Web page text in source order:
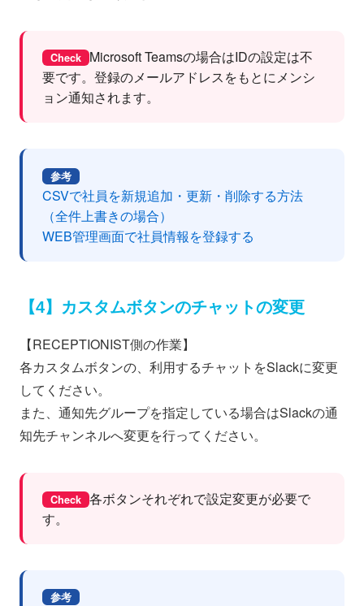
Check
Microsoft Teamsの場合はIDの設定は不
要です。登録のメールアドレスをもとにメンシ
ョン通知されます。
参考
CSVで社員を新規追加・更新・削除する方法
（全件上書きの場合）
WEB管理画面で社員情報を登録する
【4】カスタムボタンのチャットの変更
【RECEPTIONIST側の作業】
各カスタムボタンの、利用するチャットをSlackに変更
してください。
また、通知先グループを指定している場合はSlackの通
知先チャンネルへ変更を行ってください。
Check 各ボタンそれぞれで設定変更が必要で
す。
参考